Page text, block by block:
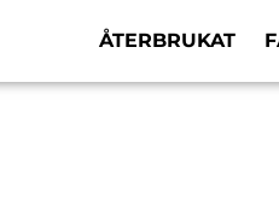
ÅTERBRUKAT